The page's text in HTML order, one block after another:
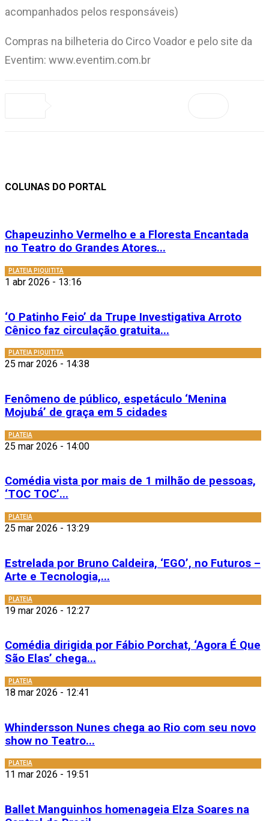
acompanhados pelos responsáveis)
Compras na bilheteria do Circo Voador e pelo site da
Eventim: www.eventim.com.br
COLUNAS DO PORTAL
Chapeuzinho Vermelho e a Floresta Encantada
no Teatro do Grandes Atores...
PLATEIA PIQUITITA
1 abr 2026 - 13:16
‘O Patinho Feio’ da Trupe Investigativa Arroto
Cênico faz circulação gratuita...
PLATEIA PIQUITITA
25 mar 2026 - 14:38
Fenômeno de público, espetáculo ‘Menina
Mojubá’ de graça em 5 cidades
PLATEIA
25 mar 2026 - 14:00
Comédia vista por mais de 1 milhão de pessoas,
‘TOC TOC’...
PLATEIA
25 mar 2026 - 13:29
Estrelada por Bruno Caldeira, ‘EGO’, no Futuros –
Arte e Tecnologia,...
PLATEIA
19 mar 2026 - 12:27
Comédia dirigida por Fábio Porchat, ‘Agora É Que
São Elas’ chega...
PLATEIA
18 mar 2026 - 12:41
Whindersson Nunes chega ao Rio com seu novo
show no Teatro...
PLATEIA
11 mar 2026 - 19:51
Ballet Manguinhos homenageia Elza Soares na